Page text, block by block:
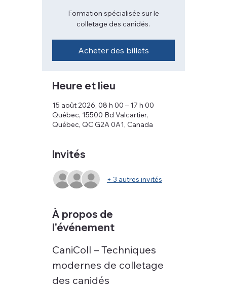
Formation spécialisée sur le
colletage des canidés.
Acheter des billets
Heure et lieu
15 août 2026, 08 h 00 – 17 h 00
Québec, 15500 Bd Valcartier,
Québec, QC G2A 0A1, Canada
Invités
+ 3 autres invités
À propos de
l'événement
CaniColl – Techniques
modernes de colletage
des canidés